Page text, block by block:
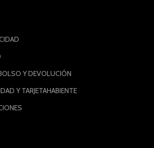
Y DEVOLUCIÓN
Y TARJETAHABIENTE